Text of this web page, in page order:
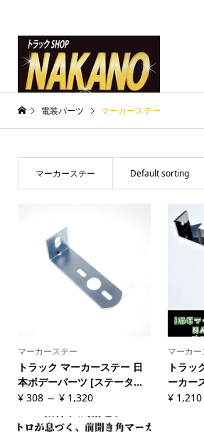
電装パーツ マーカーステー
マーカーステー Default sorting
マーカーステー
トラック マーカーステー 日
本ボデーパーツ [ステータ...
¥308～ ¥1,320
マーカ
トラッ
ーカー
¥ 1,210